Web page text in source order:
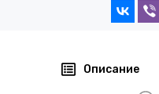
Описание